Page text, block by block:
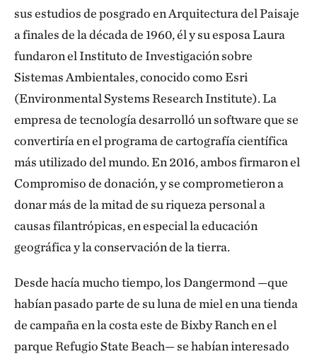
sus estudios de posgrado en Arquitectura del Paisaje
a finales de la década de 1960, él y su esposa Laura
fundaron el Instituto de Investigación sobre
Sistemas Ambientales, conocido como Esri
(Environmental Systems Research Institute). La
empresa de tecnología desarrolló un software que se
convertiría en el programa de cartografía científica
más utilizado del mundo. En 2016, ambos firmaron el
Compromiso de donación, y se comprometieron a
donar más de la mitad de su riqueza personal a
causas filantrópicas, en especial la educación
geográfica y la conservación de la tierra.
Desde hacía mucho tiempo, los Dangermond —que
habían pasado parte de su luna de miel en una tienda
de campaña en la costa este de Bixby Ranch en el
parque Refugio State Beach— se habían interesado